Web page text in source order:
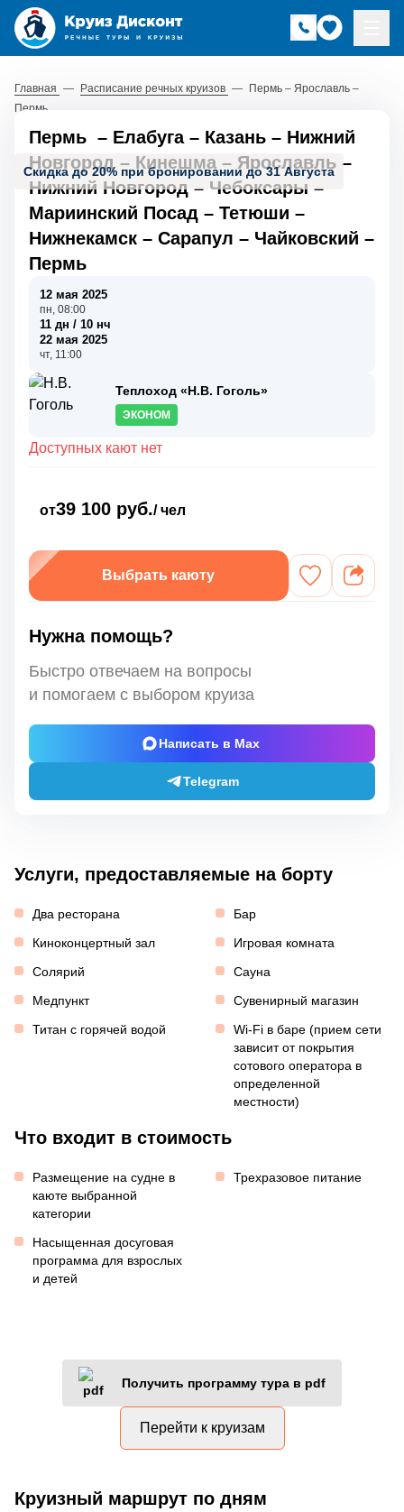
Главная — Расписание речных круизов — Пермь – Ярославль –
Пермь
Скидка до 20% при бронировании до 31 Августа
Пермь – Елабуга– Казань – Нижний
Новгород– Кинешма – Ярославль –
Нижний Новгород – Чебоксары –
Мариинский Посад – Тетюши –
Нижнекамск – Сарапул – Чайковский –
Пермь
12 мая 2025
пн, 08:00
11 дн / 10 нч
22 мая 2025
чт, 11:00
Теплоход «Н.В. Гоголь»
ЭКОНОМ
Доступных кают нет
от39 100 руб./ чел
Выбрать каюту
Нужна помощь?
Быстро отвечаем на вопросы
и помогаем с выбором круиза
Написать в Max
Telegram
Услуги, предоставляемые на борту
Два ресторана
Бар
Киноконцертный зал
Игровая комната
Солярий
Сауна
Медпункт
Сувенирный магазин
Титан с горячей водой
Wi-Fi в баре (прием сети
зависит от покрытия
сотового оператора в
определенной
местности)
Что входит в стоимость
Размещение на судне в
каюте выбранной
категории
Трехразовое питание
Насыщенная досуговая
программа для взрослых
и детей
Получить программу тура в pdf
Перейти к круизам
Круизный маршрут по дням